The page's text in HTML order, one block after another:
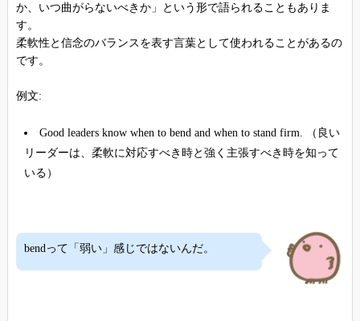
か、いつ曲がらないべきか」という形で語られることもありま
す。
柔軟性と信念のバランスを表す言葉として使われることがあるの
です。
例文:
Good leaders know when to bend and when to stand firm. （良い
リーダーは、柔軟に対応すべき時と強く主張すべき時を知って
いる）
bendって「弱い」感じではないんだ。